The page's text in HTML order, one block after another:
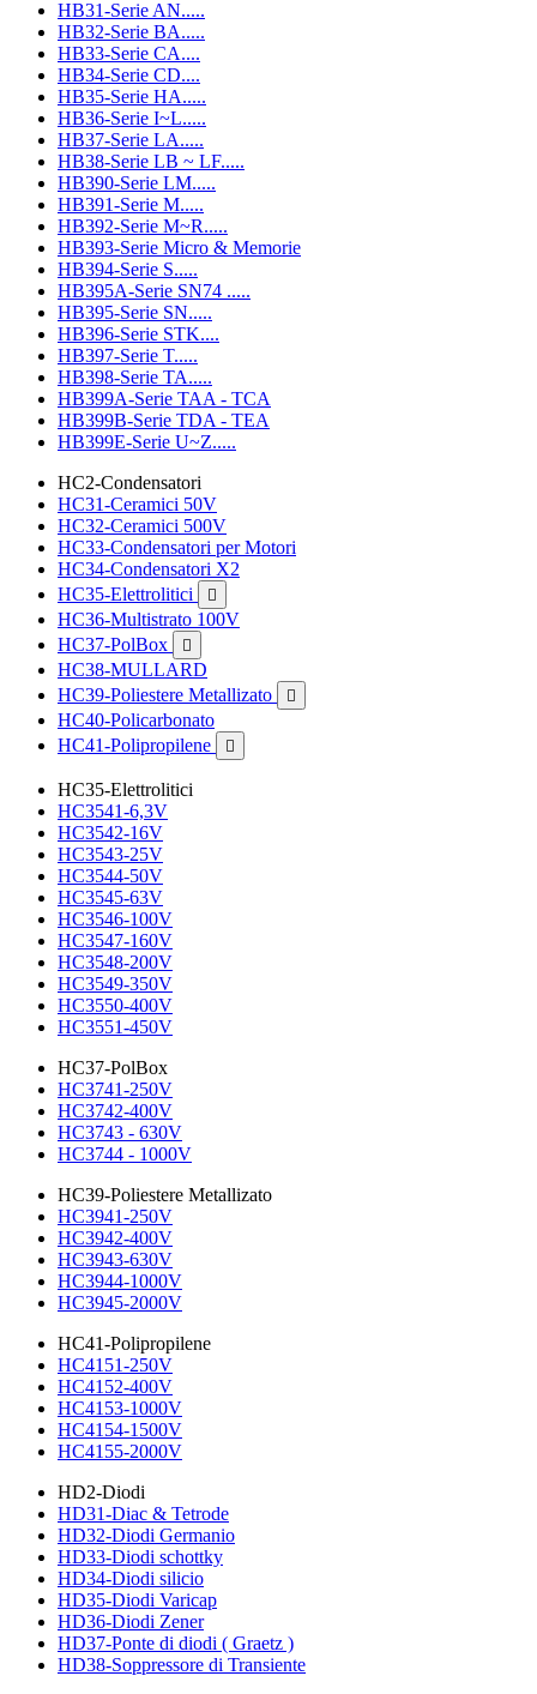
HB31-Serie AN.....
HB32-Serie BA.....
HB33-Serie CA....
HB34-Serie CD....
HB35-Serie HA.....
HB36-Serie I~L.....
HB37-Serie LA.....
HB38-Serie LB ~ LF.....
HB390-Serie LM.....
HB391-Serie M.....
HB392-Serie M~R.....
HB393-Serie Micro & Memorie
HB394-Serie S.....
HB395A-Serie SN74 .....
HB395-Serie SN.....
HB396-Serie STK....
HB397-Serie T.....
HB398-Serie TA.....
HB399A-Serie TAA - TCA
HB399B-Serie TDA - TEA
HB399E-Serie U~Z.....
HC2-Condensatori
HC31-Ceramici 50V
HC32-Ceramici 500V
HC33-Condensatori per Motori
HC34-Condensatori X2
HC35-Elettrolitici

HC36-Multistrato 100V
HC37-PolBox

HC38-MULLARD
HC39-Poliestere Metallizato

HC40-Policarbonato
HC41-Polipropilene

HC35-Elettrolitici
HC3541-6,3V
HC3542-16V
HC3543-25V
HC3544-50V
HC3545-63V
HC3546-100V
HC3547-160V
HC3548-200V
HC3549-350V
HC3550-400V
HC3551-450V
HC37-PolBox
HC3741-250V
HC3742-400V
HC3743 - 630V
HC3744 - 1000V
HC39-Poliestere Metallizato
HC3941-250V
HC3942-400V
HC3943-630V
HC3944-1000V
HC3945-2000V
HC41-Polipropilene
HC4151-250V
HC4152-400V
HC4153-1000V
HC4154-1500V
HC4155-2000V
HD2-Diodi
HD31-Diac & Tetrode
HD32-Diodi Germanio
HD33-Diodi schottky
HD34-Diodi silicio
HD35-Diodi Varicap
HD36-Diodi Zener
HD37-Ponte di diodi ( Graetz )
HD38-Soppressore di Transiente